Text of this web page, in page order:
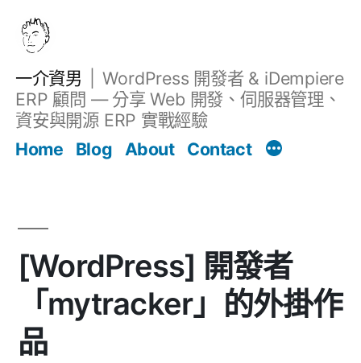
一介資男
WordPress 開發者 & iDempiere
ERP 顧問 — 分享 Web 開發、伺服器管理、
資安與開源 ERP 實戰經驗
Home
Blog About Contact
[WordPress] 開發者
「mytracker」的外掛作
品
文章